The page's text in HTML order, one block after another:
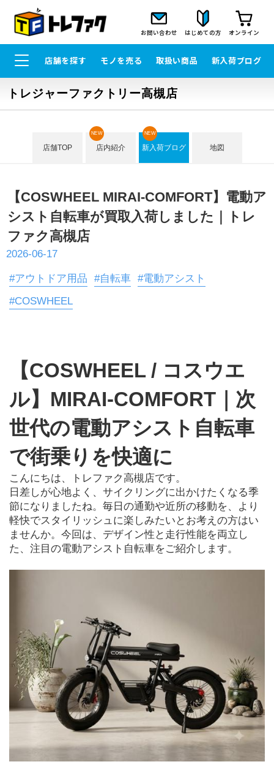
お問い合わせ はじめての方 オンライン
店舗を探す モノを売る 取扱い商品 新入荷ブログ
トレジャーファクトリー高槻店
店舗TOP 店内紹介
NEW
新入荷ブログ
NEW
地図
【COSWHEEL MIRAI-COMFORT】電動ア
シスト自転車が買取入荷しました｜トレ
ファク高槻店
2026-06-17
#アウトドア用品 #自転車 #電動アシスト
#COSWHEEL
【COSWHEEL / コスウエ
ル】MIRAI-COMFORT｜次
世代の電動アシスト自転車
で街乗りを快適に
こんにちは、トレファク高槻店です。
日差しが心地よく、サイクリングに出かけたくなる季
節になりましたね。毎日の通勤や近所の移動を、より
軽快でスタイリッシュに楽しみたいとお考えの方はい
ませんか。今回は、デザイン性と走行性能を両立し
た、注目の電動アシスト自転車をご紹介します。